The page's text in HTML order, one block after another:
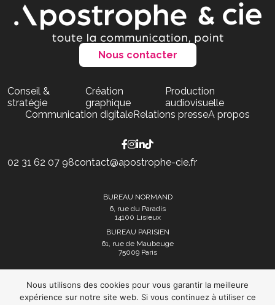
Nous contacter
Conseil &
stratégie
Création
graphique
Production
audiovisuelle
Communication digitaleRelations presseA propos
02 31 62 07 98contact@apostrophe-cie.fr
BUREAU NORMAND
6, rue du Paradis
14100 Lisieux
BUREAU PARISIEN
61, rue de Maubeuge
75009 Paris
Nous utilisons des cookies pour vous garantir la meilleure
expérience sur notre site web. Si vous continuez à utiliser ce